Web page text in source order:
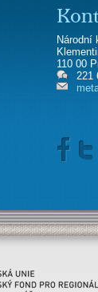
Národní
110 00
221